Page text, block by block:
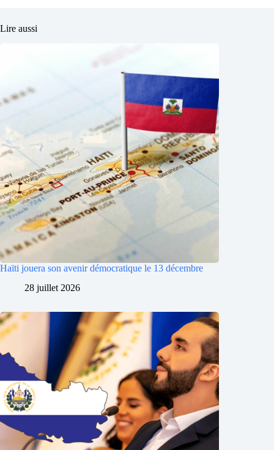
Lire aussi
Haïti jouera son avenir démocratique le 13 décembre
28 juillet 2026